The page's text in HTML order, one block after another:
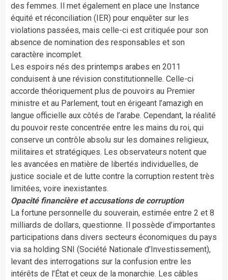
des femmes. Il met également en place une Instance
équité et réconciliation (IER) pour enquêter sur les
violations passées, mais celle-ci est critiquée pour son
absence de nomination des responsables et son
caractère incomplet.
Les espoirs nés des printemps arabes en 2011
conduisent à une révision constitutionnelle. Celle-ci
accorde théoriquement plus de pouvoirs au Premier
ministre et au Parlement, tout en érigeant l’amazigh en
langue officielle aux côtés de l’arabe. Cependant, la réalité
du pouvoir reste concentrée entre les mains du roi, qui
conserve un contrôle absolu sur les domaines religieux,
militaires et stratégiques. Les observateurs notent que
les avancées en matière de libertés individuelles, de
justice sociale et de lutte contre la corruption restent très
limitées, voire inexistantes.
Opacité financière et accusations de corruption
La fortune personnelle du souverain, estimée entre 2 et 8
milliards de dollars, questionne. Il possède d’importantes
participations dans divers secteurs économiques du pays
via sa holding SNI (Société Nationale d’Investissement),
levant des interrogations sur la confusion entre les
intérêts de l’État et ceux de la monarchie. Les câbles